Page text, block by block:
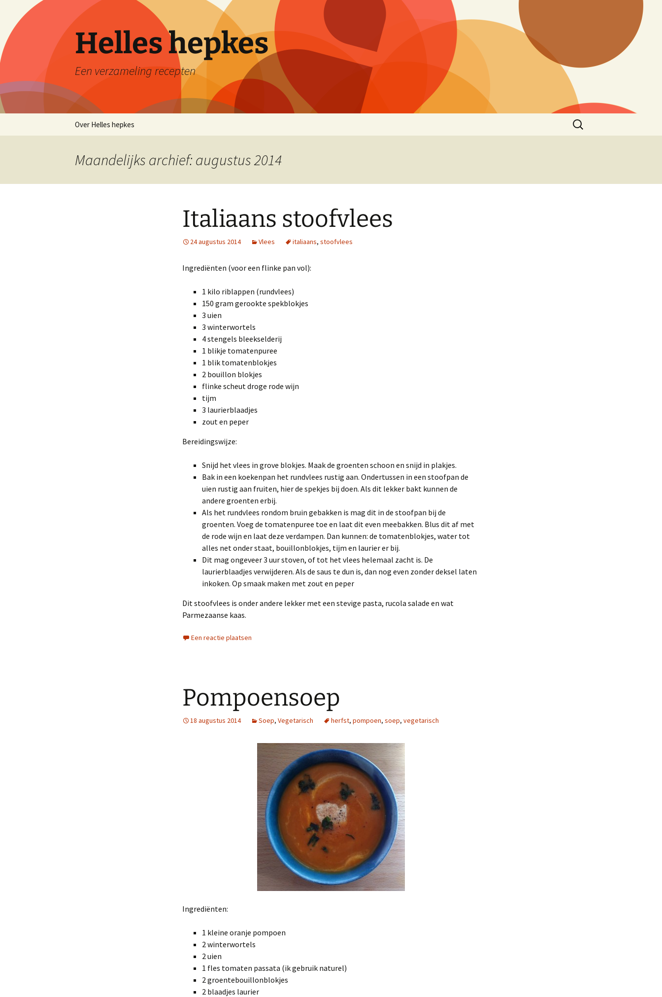
inhoud
Helles hepkes
Een verzameling recepten
Over Helles hepkes
Zoeken
naar:
Maandelijks archief: augustus 2014
Italiaans stoofvlees
24 augustus 2014 Vlees italiaans, stoofvlees
Ingrediënten (voor een flinke pan vol):
1 kilo riblappen (rundvlees)
150 gram gerookte spekblokjes
3 uien
3 winterwortels
4 stengels bleekselderij
1 blikje tomatenpuree
1 blik tomatenblokjes
2 bouillon blokjes
flinke scheut droge rode wijn
tijm
3 laurierblaadjes
zout en peper
Bereidingswijze:
Snijd het vlees in grove blokjes. Maak de groenten schoon en snijd in plakjes.
Bak in een koekenpan het rundvlees rustig aan. Ondertussen in een stoofpan de
uien rustig aan fruiten, hier de spekjes bij doen. Als dit lekker bakt kunnen de
andere groenten erbij.
Als het rundvlees rondom bruin gebakken is mag dit in de stoofpan bij de
groenten. Voeg de tomatenpuree toe en laat dit even meebakken. Blus dit af met
de rode wijn en laat deze verdampen. Dan kunnen: de tomatenblokjes, water tot
alles net onder staat, bouillonblokjes, tijm en laurier er bij.
Dit mag ongeveer 3 uur stoven, of tot het vlees helemaal zacht is. De
laurierblaadjes verwijderen. Als de saus te dun is, dan nog even zonder deksel laten
inkoken. Op smaak maken met zout en peper
Dit stoofvlees is onder andere lekker met een stevige pasta, rucola salade en wat
Parmezaanse kaas.
Een reactie plaatsen
Pompoensoep
18 augustus 2014 Soep, Vegetarisch herfst, pompoen, soep, vegetarisch
Ingrediënten:
1 kleine oranje pompoen
2 winterwortels
2 uien
1 fles tomaten passata (ik gebruik naturel)
2 groentebouillonblokjes
2 blaadjes laurier